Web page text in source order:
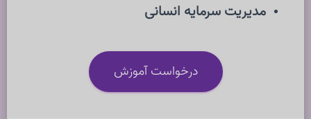
مدیریت سرمایه انسانی
درخواست آموزش